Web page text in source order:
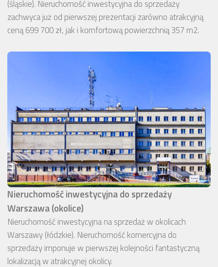
(śląskie). Nieruchomość inwestycyjna do sprzedaży
zachwyca już od pierwszej prezentacji zarówno atrakcyjną
ceną 699 700 zł, jak i komfortową powierzchnią 357 m2.
Nieruchomość inwestycyjna do sprzedaży
Warszawa (okolice)
Nieruchomość inwestycyjna na sprzedaż w okolicach
Warszawy (łódzkie). Nieruchomość komercyjna do
sprzedaży imponuje w pierwszej kolejności fantastyczną
lokalizacją w atrakcyjnej okolicy.